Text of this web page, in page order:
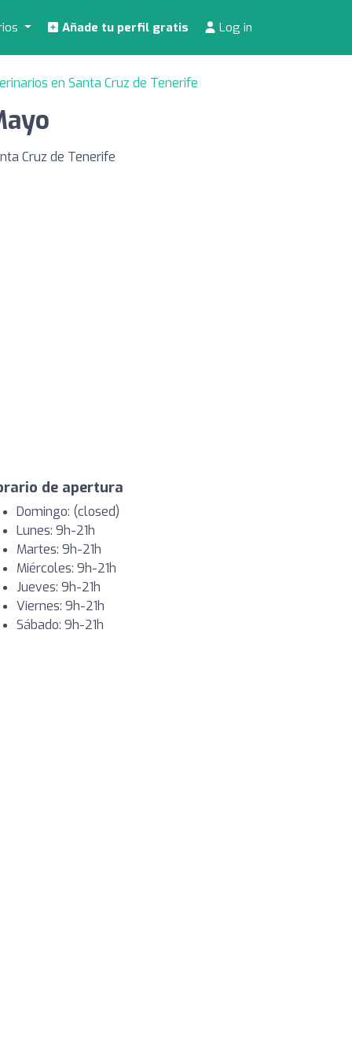
Añade tu perfil gratis Log in
en Santa Cruz de Tenerife
Cruz de Tenerife
de apertura
Domingo: (closed)
Lunes: 9h-21h
Martes: 9h-21h
Miércoles: 9h-21h
Jueves: 9h-21h
Viernes: 9h-21h
Sábado: 9h-21h